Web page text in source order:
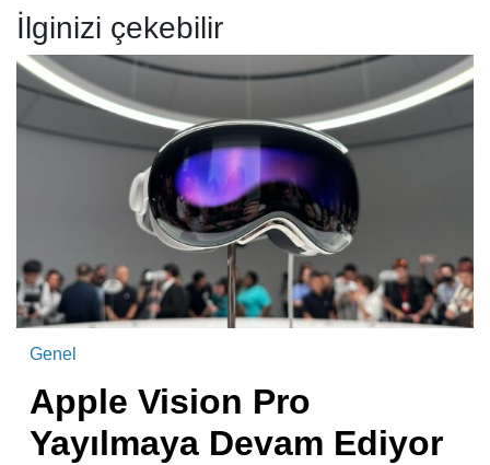
İlginizi çekebilir
Genel
Apple Vision Pro
Yayılmaya Devam Ediyor